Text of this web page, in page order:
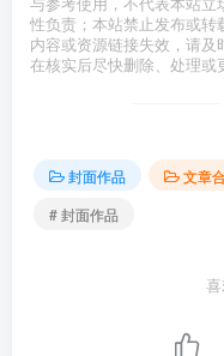
性负责；本站禁止发布或
内容或资源链接失效，请及
在核实后尽快删除、处理或
封面作品
文章
# 封面作品